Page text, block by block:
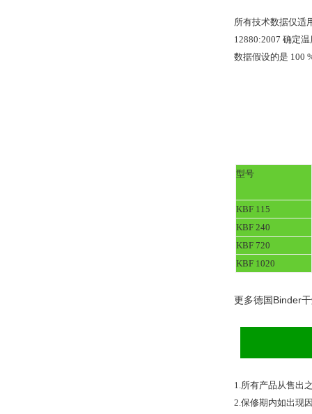
所有技术数据仅适
12880:2007 确定
数据假设的是 100
型号
KBF 115
KBF 240
KBF 720
KBF 1020
更多德国Binder
1.所有产品从售出
2.保修期内如出现